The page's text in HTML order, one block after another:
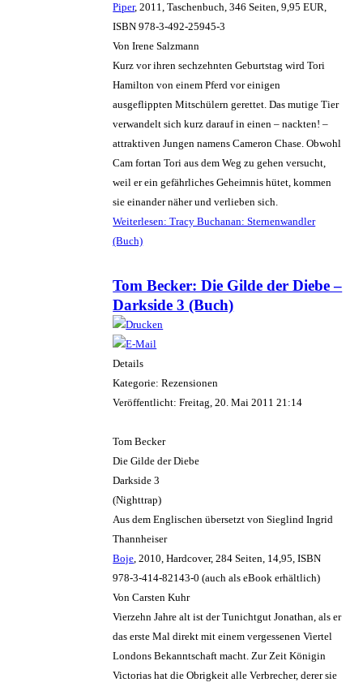
Piper, 2011, Taschenbuch, 346 Seiten, 9,95 EUR,
ISBN 978-3-492-25945-3
Von Irene Salzmann
Kurz vor ihren sechzehnten Geburtstag wird Tori
Hamilton von einem Pferd vor einigen
ausgeflippten Mitschülern gerettet. Das mutige Tier
verwandelt sich kurz darauf in einen – nackten! –
attraktiven Jungen namens Cameron Chase. Obwohl
Cam fortan Tori aus dem Weg zu gehen versucht,
weil er ein gefährliches Geheimnis hütet, kommen
sie einander näher und verlieben sich.
Weiterlesen: Tracy Buchanan: Sternenwandler
(Buch)
Tom Becker: Die Gilde der Diebe –
Darkside 3 (Buch)
Details
Kategorie: Rezensionen
Veröffentlicht: Freitag, 20. Mai 2011 21:14
Tom Becker
Die Gilde der Diebe
Darkside 3
(Nighttrap)
Aus dem Englischen übersetzt von Sieglind Ingrid
Thannheiser
Boje , 2010, Hardcover, 284 Seiten, 14,95, ISBN
978-3-414-82143-0 (auch als eBook erhältlich)
Von Carsten Kuhr
Vierzehn Jahre alt ist der Tunichtgut Jonathan, als er
das erste Mal direkt mit einem vergessenen Viertel
Londons Bekanntschaft macht. Zur Zeit Königin
Victorias hat die Obrigkeit alle Verbrecher, derer sie